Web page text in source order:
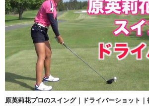
原英莉花プロのスイング｜ドライバーショット｜